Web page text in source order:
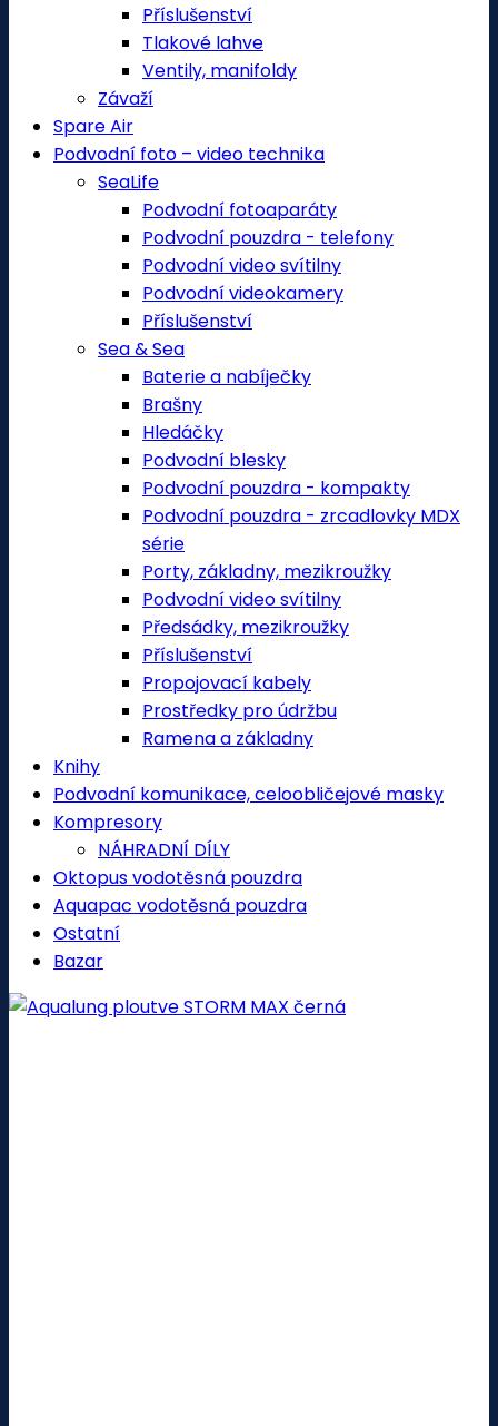
Příslušenství
Tlakové lahve
Ventily, manifoldy
Závaží
Spare Air
Podvodní foto – video technika
SeaLife
Podvodní fotoaparáty
Podvodní pouzdra - telefony
Podvodní video svítilny
Podvodní videokamery
Příslušenství
Sea & Sea
Baterie a nabíječky
Brašny
Hledáčky
Podvodní blesky
Podvodní pouzdra - kompakty
Podvodní pouzdra - zrcadlovky MDX
série
Porty, základny, mezikroužky
Podvodní video svítilny
Předsádky, mezikroužky
Příslušenství
Propojovací kabely
Prostředky pro údržbu
Ramena a základny
Knihy
Podvodní komunikace, celoobličejové masky
Kompresory
NÁHRADNÍ DÍLY
Oktopus vodotěsná pouzdra
Aquapac vodotěsná pouzdra
Ostatní
Bazar